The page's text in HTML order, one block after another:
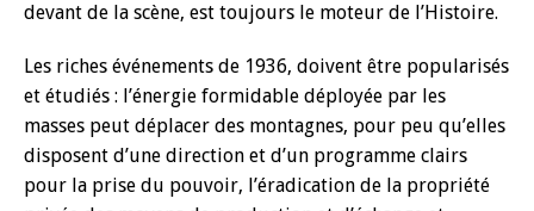
devant de la scène, est toujours le moteur de l’Histoire.
Les riches événements de 1936, doivent être popularisés
et étudiés : l’énergie formidable déployée par les
masses peut déplacer des montagnes, pour peu qu’elles
disposent d’une direction et d’un programme clairs
pour la prise du pouvoir, l’éradication de la propriété